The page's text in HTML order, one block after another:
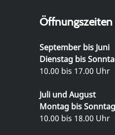
September bis Juni
Dienstag bis
10.00 bis 17.00 Uhr
Juli und August
Montag bis Sonntag
10.00 bis 18.00 Uhr